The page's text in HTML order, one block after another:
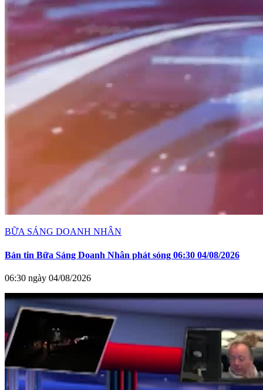
BỮA SÁNG DOANH NHÂN
Bản tin Bữa Sáng Doanh Nhân phát sóng 06:30 04/08/2026
06:30 ngày 04/08/2026